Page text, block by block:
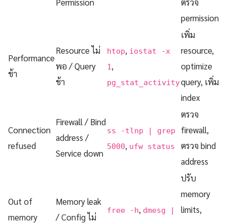
permission
Performance
ช้า
Resource ไม่
พอ / Query
ช้า
htop, iostat -x
1 ,
pg_stat_activity
เพิ่ม
resource,
optimize
query, เพิ่ม
index
Connection
refused
Firewall / Bind
address /
Service down
ss -tlnp | grep
5000, ufw status
ตรวจ
firewall,
ตรวจ bind
address
Out of
memory
Memory leak
/ Config ไม่
free -h, dmesg |
ปรับ
memory
limits,